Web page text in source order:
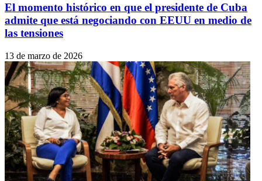
El momento histórico en que el presidente de Cuba
admite que está negociando con EEUU en medio de
las tensiones
13 de marzo de 2026